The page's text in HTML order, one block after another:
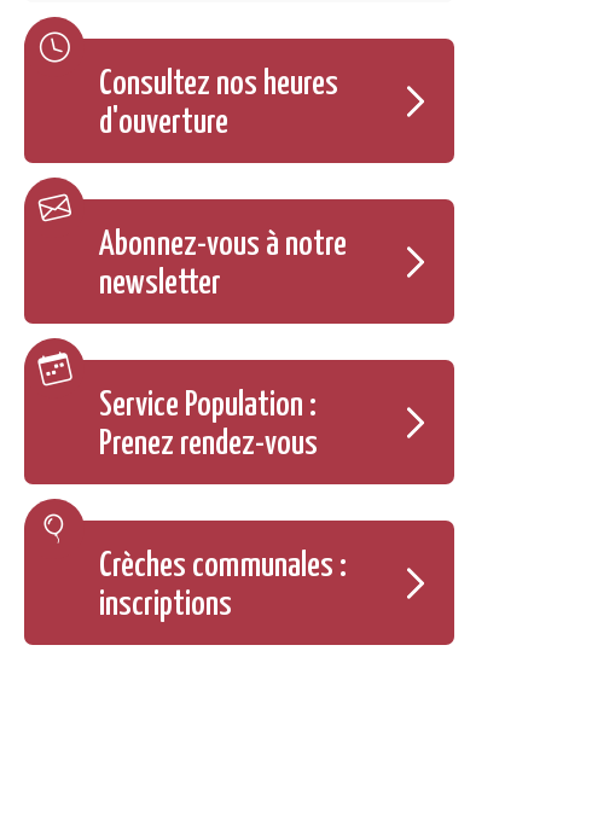
Consultez nos heures
d'ouverture
Abonnez-vous à notre
newsletter
Service Population :
Prenez rendez-vous
Crèches communales :
inscriptions